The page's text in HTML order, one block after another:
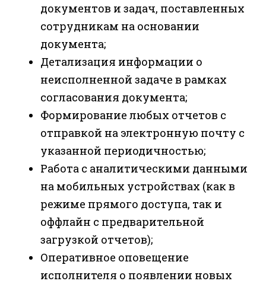
документов и задач, поставленных
сотрудникам на основании
документа;
Детализация информации о
неисполненной задаче в рамках
согласования документа;
Формирование любых отчетов с
отправкой на электронную почту с
указанной периодичностью;
Работа с аналитическими данными
на мобильных устройствах (как в
режиме прямого доступа, так и
оффлайн с предварительной
загрузкой отчетов);
Оперативное оповещение
исполнителя о появлении новых